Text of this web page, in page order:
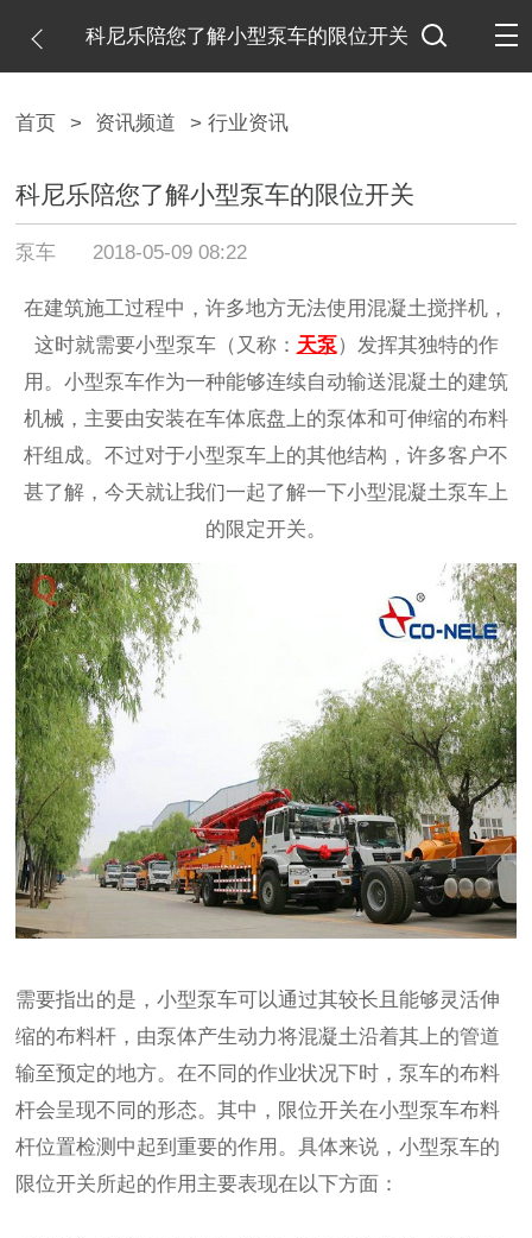
科尼乐陪您了解小型泵车的限位开关
首页 > 资讯频道 > 行业资讯
科尼乐陪您了解小型泵车的限位开关
泵车 2018-05-09 08:22
在建筑施工过程中，许多地方无法使用混凝土搅拌机，
这时就需要小型泵车（又称： 天泵）发挥其独特的作
用。小型泵车作为一种能够连续自动输送混凝土的建筑
机械，主要由安装在车体底盘上的泵体和可伸缩的布料
杆组成。不过对于小型泵车上的其他结构，许多客户不
甚了解，今天就让我们一起了解一下小型混凝土泵车上
的限定开关。
需要指出的是，小型泵车可以通过其较长且能够灵活伸
缩的布料杆，由泵体产生动力将混凝土沿着其上的管道
输至预定的地方。在不同的作业状况下时，泵车的布料
杆会呈现不同的形态。其中，限位开关在小型泵车布料
杆位置检测中起到重要的作用。具体来说，小型泵车的
限位开关所起的作用主要表现在以下方面：